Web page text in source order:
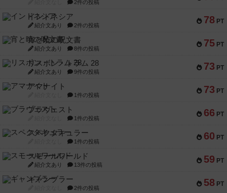
2件の投稿
78 PT
インドネシア
紹介文あり 2件の投稿
75 PT
宵と暁の呪文書
紹介文あり 8件の投稿
73 PT
リスボン・トラム 28
紹介文あり 9件の投稿
73 PT
アマナイト
1件の投稿
66 PT
ブラヴェスト
1件の投稿
60 PT
スペクタキュラー
1件の投稿
59 PT
スモールワールド
紹介文あり 13件の投稿
58 PT
ギャンブラー
2件の投稿